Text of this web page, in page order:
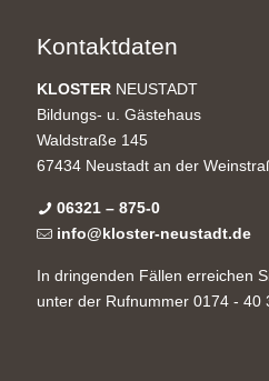
Kontaktdaten
KLOSTER NEUSTADT
Bildungs- u. Gästehaus
Waldstraße 145
67434 Neustadt an der
06321 – 875-0
info@kloster-neustadt.de
In dringenden Fällen erreichen
unter der Rufnummer 0174 - 40